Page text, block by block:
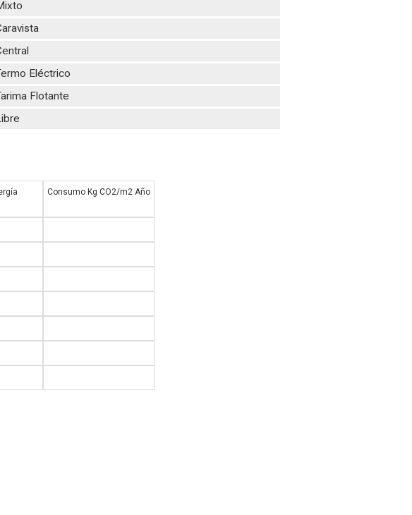
Eléctrico
Flotante
Consumo Kg CO2/m2 Año